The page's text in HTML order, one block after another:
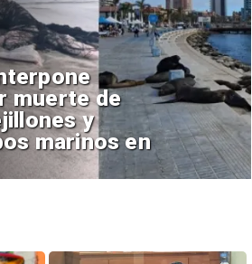
muerte de
y
marinos en